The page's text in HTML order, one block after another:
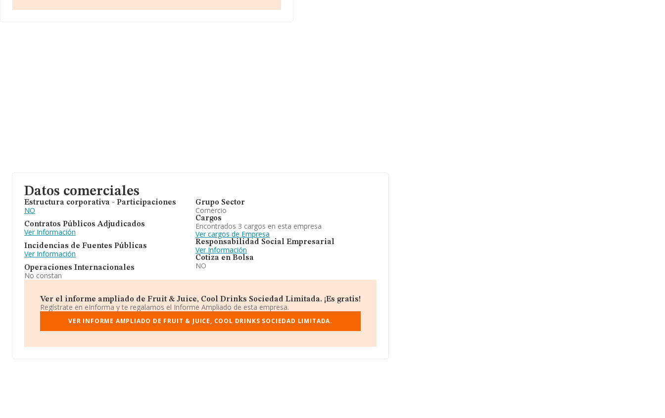
Datos comerciales
Estructura corporativa - Participaciones
NO
Contratos Públicos Adjudicados
Ver Información
Incidencias de Fuentes Públicas
Ver Información
Operaciones Internacionales
No constan
Grupo Sector
Comercio
Cargos
Encontrados 3 cargos en esta empresa
Ver cargos de Empresa
Responsabilidad Social Empresarial
Ver Información
Cotiza en Bolsa
NO
Ver el informe ampliado de Fruit & Juice, Cool Drinks Sociedad Limitada. ¡Es gratis!
Regístrate en eInforma y te regalamos el Informe Ampliado de esta empresa.
VER INFORME AMPLIADO DE FRUIT & JUICE, COOL DRINKS SOCIEDAD LIMITADA.